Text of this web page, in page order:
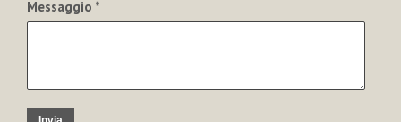
Messaggio *